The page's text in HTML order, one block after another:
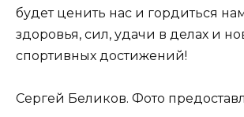
будет ценить нас и гордиться
здоровья, сил, удачи в делах и
спортивных достижений!
Сергей Беликов. Фото